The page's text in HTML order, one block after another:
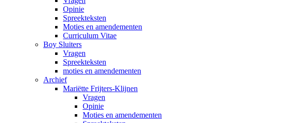
Opinie
Spreekteksten
Moties en amendementen
Curriculum Vitae
Boy Sluiters
Vragen
Spreekteksten
moties en amendementen
Archief
Mariëtte Frijters-Klijnen
Vragen
Opinie
Moties en amendementen